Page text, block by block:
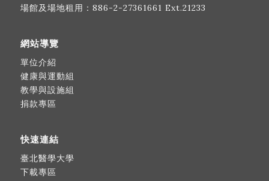
場館及場地租用： 886-2-27361661 Ext.21233
網站導覽
單位介紹
健康與運動組
教學與設施組
捐款專區
快速連結
臺北醫學大學
下載專區